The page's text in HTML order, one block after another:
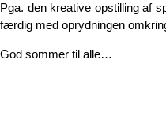
Pga. den kreative opstilling af
færdig med oprydningen
God sommer til alle…